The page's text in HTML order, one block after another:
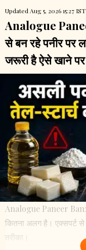
Updated Aug 5, 2026 15:27 IST
Analogue
से बन रहे पनीर पर
जरूरी है ऐसे खाने
Analogue Paneer Ban:
कितना अलग है। एक्सपर्ट
तरीका।